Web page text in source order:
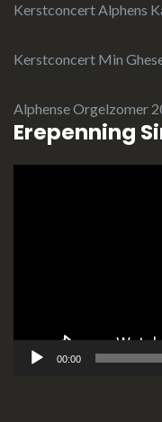
Kerstconcert Alphens
Kerstconcert Min
Alphense Orgelzomer
Erepenning
00:00